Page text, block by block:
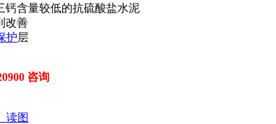
钙含量较低的抗硫酸盐水泥
改善
护层
咨询
读图